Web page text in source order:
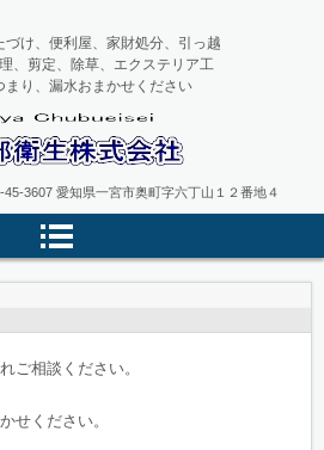
づけ、便利屋、家財処分、引っ越
、剪定、除草、エクステリア工
まり、漏水おまかせください
45-3607 愛知県一宮市奥町字六丁山１２番地４
ご相談ください。
せください。